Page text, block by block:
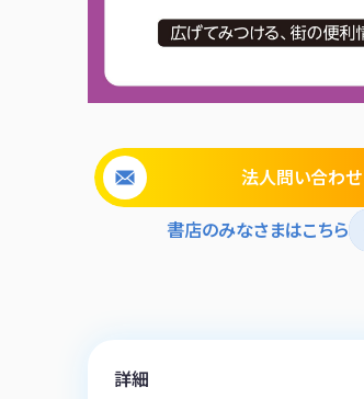
法人問い合わせ
書店のみなさまはこちら
詳細